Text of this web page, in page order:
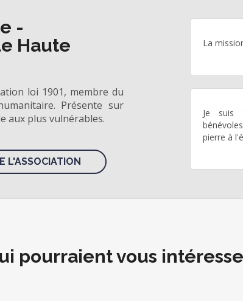
-
Haute
loi 1901, membre du
Présente sur
aux plus vulnérables.
L'ASSOCIATION
La
Je suis
pierre à
pourraient vous